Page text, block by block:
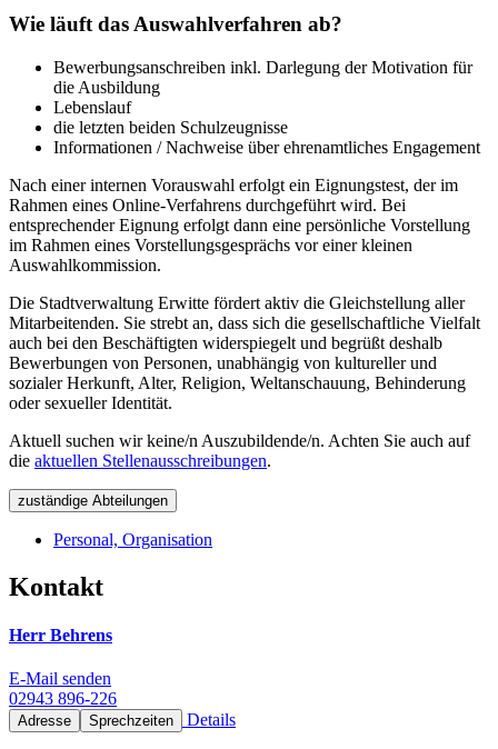
Wie läuft das Auswahlverfahren ab?
Bewerbungsanschreiben inkl. Darlegung der Motivation für
die Ausbildung
Lebenslauf
die letzten beiden Schulzeugnisse
Informationen / Nachweise über ehrenamtliches Engagement
Nach einer internen Vorauswahl erfolgt ein Eignungstest, der im
Rahmen eines Online-Verfahrens durchgeführt wird. Bei
entsprechender Eignung erfolgt dann eine persönliche Vorstellung
im Rahmen eines Vorstellungsgesprächs vor einer kleinen
Auswahlkommission.
Die Stadtverwaltung Erwitte fördert aktiv die Gleichstellung aller
Mitarbeitenden. Sie strebt an, dass sich die gesellschaftliche Vielfalt
auch bei den Beschäftigten widerspiegelt und begrüßt deshalb
Bewerbungen von Personen, unabhängig von kultureller und
sozialer Herkunft, Alter, Religion, Weltanschauung, Behinderung
oder sexueller Identität.
Aktuell suchen wir keine/n Auszubildende/n. Achten Sie auch auf
die aktuellen Stellenausschreibungen.
zuständige Abteilungen
Personal, Organisation
Kontakt
Herr Behrens
E-Mail senden
02943 896-226
Adresse Sprechzeiten Details